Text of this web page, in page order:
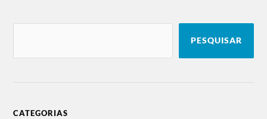
PESQUISAR
CATEGORIAS